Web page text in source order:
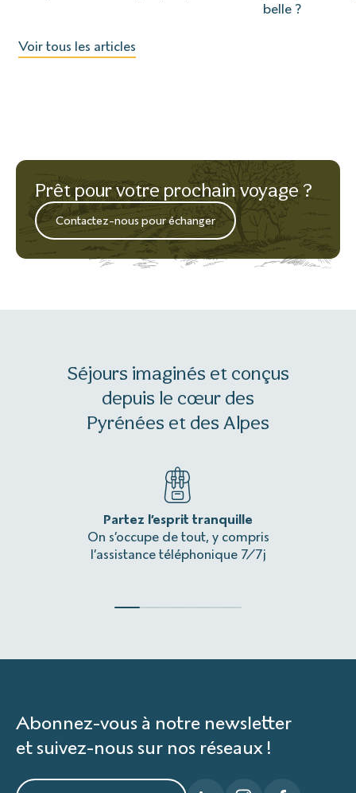
belle ?
Voir tous les articles
Prêt pour votre prochain voyage ?
Contactez-nous pour échanger
Séjours imaginés et conçus
depuis le cœur des
Pyrénées et des Alpes
Partez l’esprit tranquille
On s’occupe de tout, y compris
l’assistance téléphonique 7/7j
Abonnez-vous à notre newsletter
et suivez-nous sur nos réseaux !